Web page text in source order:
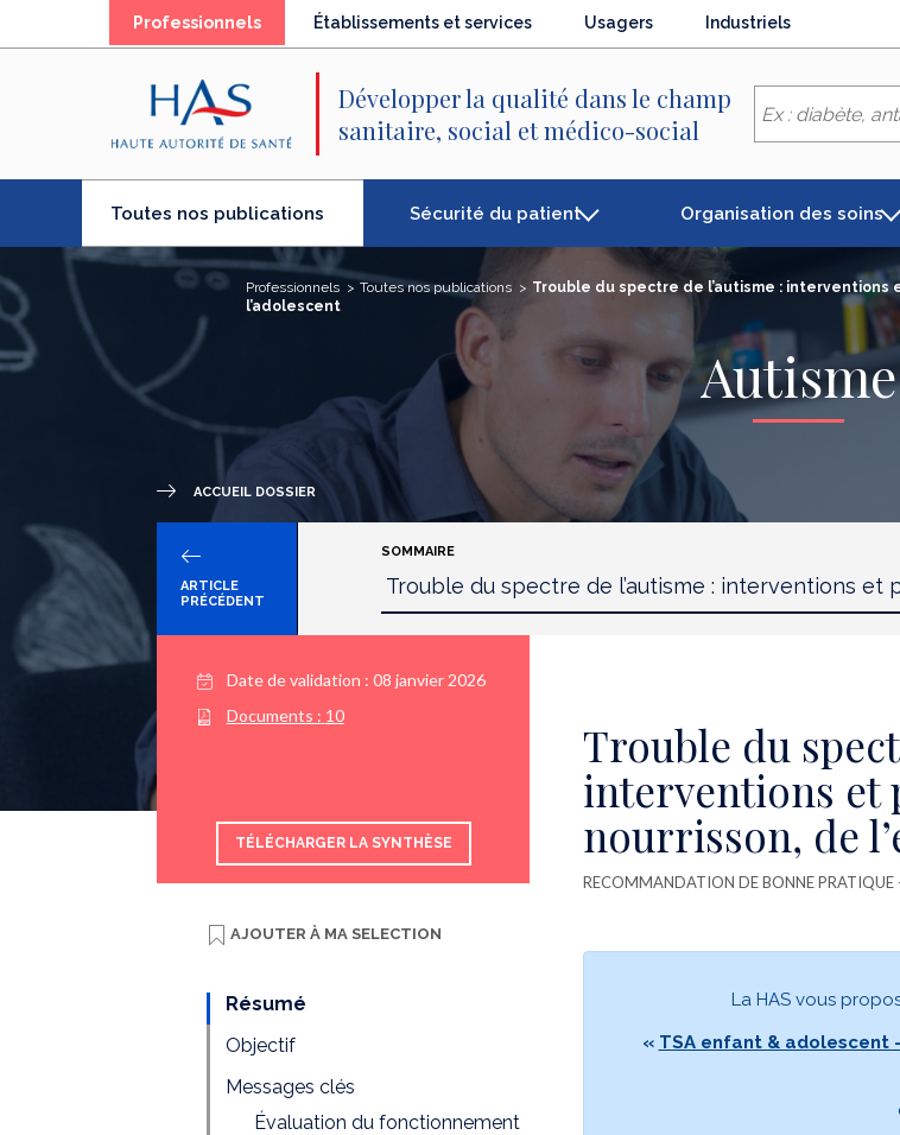
Professionnels(élémentÉtablissements et services Usagers Industriels
Développer la qualité dans le champ
sanitaire, social et médico-social
Toutes nos publications Sécurité du patient Organisation des soins
Professionnels Toutes nos publications
Trouble du spectre de l’autisme : interventions
l’adolescent
Autisme
ACCUEIL DOSSIER
ARTICLE
PRÉCÉDENT
SOMMAIRE
Date de validation : 08 janvier 2026
Documents : 10
TÉLÉCHARGER LA SYNTHÈSE
AJOUTER À MA SELECTION
Résumé
Objectif
Messages clés
Évaluation du fonctionnement
Trouble du
interventions et
nourrisson, de
RECOMMANDATION DE BONNE PRATIQUE
La HAS vous
« TSA enfant & adolescent